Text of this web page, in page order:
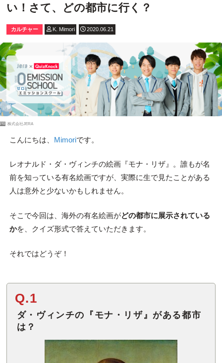
い！さて、どの都市に行く？
カルチャー K. Mimori 2020.06.21
PR 株式会社JERA
こんにちは、 Mimoriです。
レオナルド・ダ・ヴィンチの絵画『モナ・リザ』。誰もが名
前を知っている有名絵画ですが、実際に生で見たことがある
人は意外と少ないかもしれません。
そこで今回は、海外の有名絵画がどの都市に展示されている
かを、クイズ形式で答えていただきます。
それではどうぞ！
Q.1
ダ・ヴィンチの『モナ・リザ』がある都市
は？